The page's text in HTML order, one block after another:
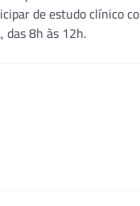
de estudo clínico
das 8h às 12h.